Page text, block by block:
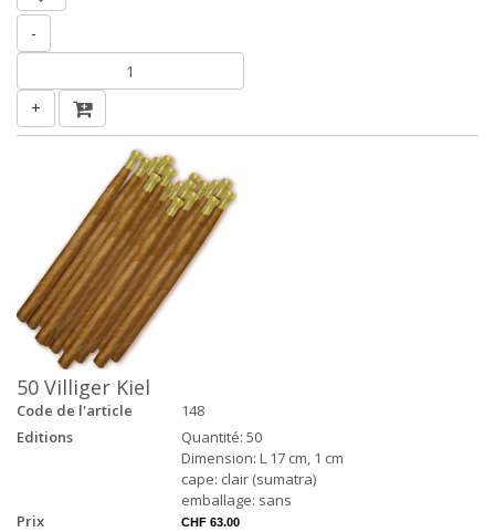
-
+
50 Villiger Kiel
Code de l'article
148
Editions
Quantité: 50
Dimension: L 17 cm, 1 cm
cape: clair (sumatra)
emballage: sans
Prix
CHF 63.00